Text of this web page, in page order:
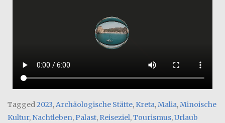
Tagged2023,Archäologische Stätte, Kreta,Malia,Minoische
Kultur, Nachtleben, Palast, Reiseziel,Tourismus,Urlaub